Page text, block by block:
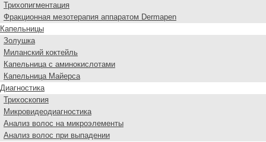
Трихопигментация
Фракционная мезотерапия аппаратом Dermapen
Капельницы
Золушка
Миланский коктейль
Капельница с аминокислотами
Капельница Майерса
Диагностика
Трихоскопия
Микровидеодиагностика
Анализ волос на микроэлементы
Анализ волос при выпадении